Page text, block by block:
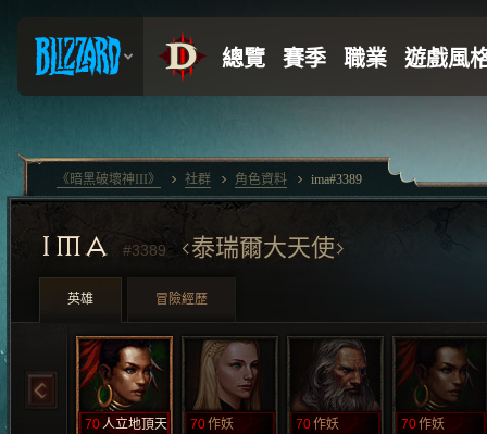
IMA #3389 泰瑞爾大天使
英雄 冒險經歷
70人立地頂天 70作妖 70作妖 70作妖
《暗黑破壞神III》 社群 角色資料 ima#3389